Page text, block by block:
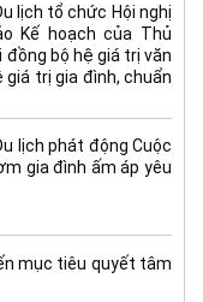
lịch tổ chức Hội nghị
Kế hoạch của Thủ
bộ hệ giá trị văn
giá trị gia đình, chuẩn
lịch phát động Cuộc
gia đình ấm áp yêu
mục tiêu quyết tâm